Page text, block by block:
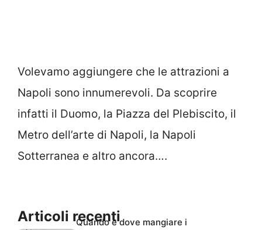
Volevamo aggiungere che le attrazioni a
Napoli sono innumerevoli. Da scoprire
infatti il Duomo, la Piazza del Plebiscito, il
Metro dell’arte di Napoli, la Napoli
Sotterranea e altro ancora….
Articoli recentiQuando e dove mangiare i